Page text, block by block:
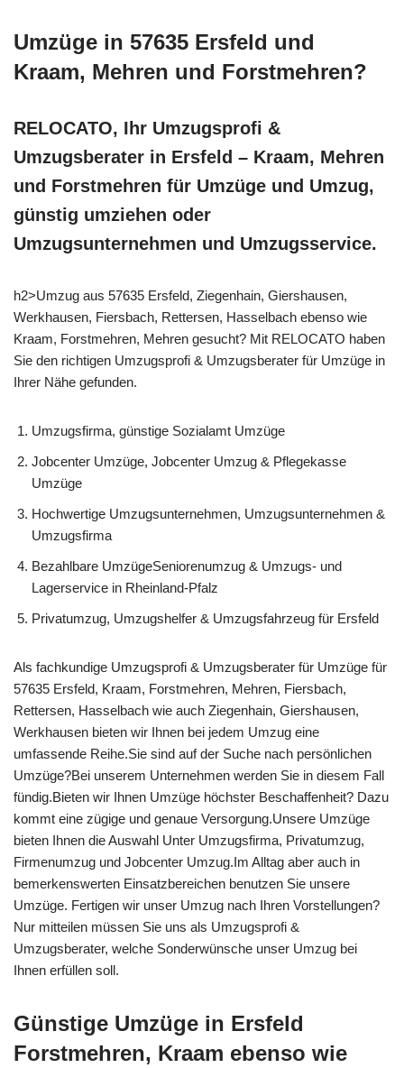
Umzüge in 57635 Ersfeld und
Kraam, Mehren und Forstmehren?
RELOCATO, Ihr Umzugsprofi &
Umzugsberater in Ersfeld – Kraam, Mehren
und Forstmehren für Umzüge und Umzug,
günstig umziehen oder
Umzugsunternehmen und Umzugsservice.
h2>Umzug aus 57635 Ersfeld, Ziegenhain, Giershausen,
Werkhausen, Fiersbach, Rettersen, Hasselbach ebenso wie
Kraam, Forstmehren, Mehren gesucht? Mit RELOCATO haben
Sie den richtigen Umzugsprofi & Umzugsberater für Umzüge in
Ihrer Nähe gefunden.
Umzugsfirma, günstige Sozialamt Umzüge
Jobcenter Umzüge, Jobcenter Umzug & Pflegekasse
Umzüge
Hochwertige Umzugsunternehmen, Umzugsunternehmen &
Umzugsfirma
Bezahlbare UmzügeSeniorenumzug & Umzugs- und
Lagerservice in Rheinland-Pfalz
Privatumzug, Umzugshelfer & Umzugsfahrzeug für Ersfeld
Als fachkundige Umzugsprofi & Umzugsberater für Umzüge für
57635 Ersfeld, Kraam, Forstmehren, Mehren, Fiersbach,
Rettersen, Hasselbach wie auch Ziegenhain, Giershausen,
Werkhausen bieten wir Ihnen bei jedem Umzug eine
umfassende Reihe.Sie sind auf der Suche nach persönlichen
Umzüge?Bei unserem Unternehmen werden Sie in diesem Fall
fündig.Bieten wir Ihnen Umzüge höchster Beschaffenheit? Dazu
kommt eine zügige und genaue Versorgung.Unsere Umzüge
bieten Ihnen die Auswahl Unter Umzugsfirma, Privatumzug,
Firmenumzug und Jobcenter Umzug.Im Alltag aber auch in
bemerkenswerten Einsatzbereichen benutzen Sie unsere
Umzüge. Fertigen wir unser Umzug nach Ihren Vorstellungen?
Nur mitteilen müssen Sie uns als Umzugsprofi &
Umzugsberater, welche Sonderwünsche unser Umzug bei
Ihnen erfüllen soll.
Günstige Umzüge in Ersfeld
Forstmehren, Kraam ebenso wie